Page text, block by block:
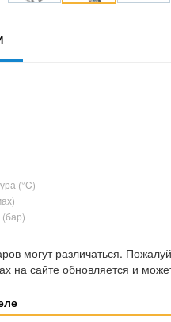
(°C)
могут различаться.
на сайте обновляется и